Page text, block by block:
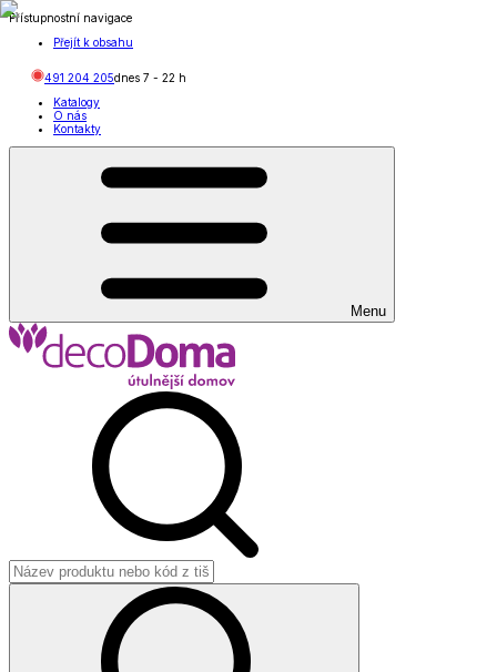
Přístupnostní navigace
Přejít k obsahu
491 204 205dnes 7 - 22 h
Katalogy
O nás
Kontakty
Menu